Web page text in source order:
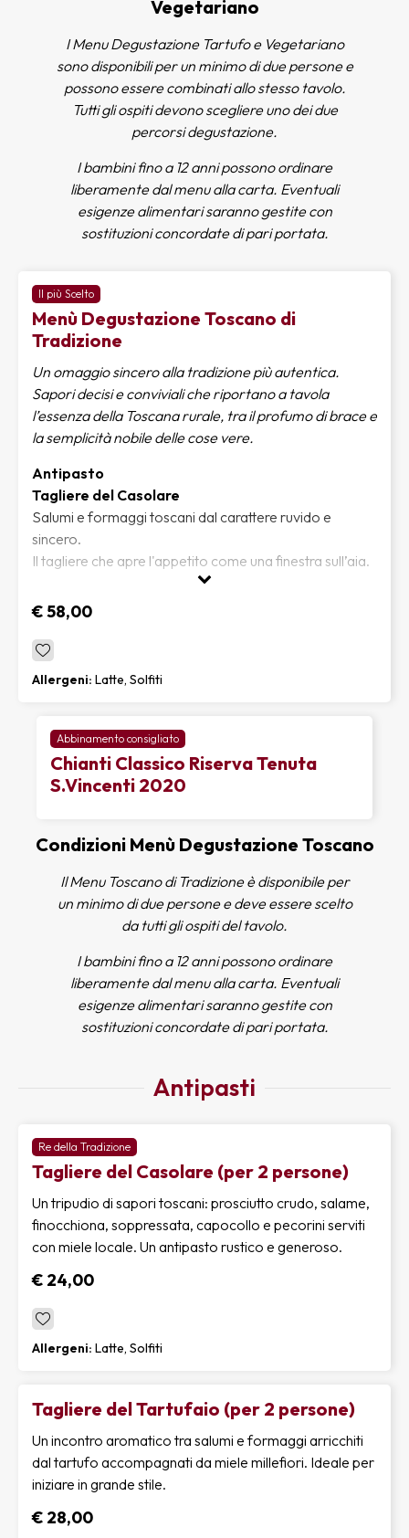
mozzarella filante e pane croccante. Un secondo
vegetariano gustoso e profumato.
Vegetariano
I Menu Degustazione Tartufo e Vegetariano
sono disponibili per un minimo di due persone e
possono essere combinati allo stesso tavolo.
Tutti gli ospiti devono scegliere uno dei due
percorsi degustazione.
I bambini fino a 12 anni possono ordinare
liberamente dal menu alla carta. Eventuali
esigenze alimentari saranno gestite con
sostituzioni concordate di pari portata.
Il più Scelto
Menù Degustazione Toscano di
Tradizione
Un omaggio sincero alla tradizione più autentica.
Sapori decisi e conviviali che riportano a tavola
l’essenza della Toscana rurale, tra il profumo di brace e
la semplicità nobile delle cose vere.
Antipasto
Tagliere del Casolare
Salumi e formaggi toscani dal carattere ruvido e
sincero.
Il tagliere che apre l'appetito come una finestra sull’aia.
Bistecca in costata alla griglia da condividere
Spaccata dalla lombata in proporzione al numero degli
ospiti, con taglio minimo di 1,5 kg.
morbido, rosato e succoso. Una bistecca autentica, dal
gusto intenso, accompagnata da verdure rosolate e
patate croccanti.
supplemento di 8 € a persona.
€ 58,00
Allergeni: Latte, Solfiti
Abbinamento consigliato
Chianti Classico Riserva Tenuta
S.Vincenti 2020
Condizioni Menù Degustazione Toscano
Il Menu Toscano di Tradizione è disponibile per
un minimo di due persone e deve essere scelto
da tutti gli ospiti del tavolo.
I bambini fino a 12 anni possono ordinare
liberamente dal menu alla carta. Eventuali
esigenze alimentari saranno gestite con
sostituzioni concordate di pari portata.
Antipasti
Re della Tradizione
Tagliere del Casolare (per 2 persone)
Un tripudio di sapori toscani: prosciutto crudo, salame,
finocchiona, soppressata, capocollo e pecorini serviti
con miele locale. Un antipasto rustico e generoso.
€ 24,00
Allergeni: Latte, Solfiti
Tagliere del Tartufaio (per 2 persone)
Un incontro aromatico tra salumi e formaggi arricchiti
dal tartufo accompagnati da miele millefiori. Ideale per
iniziare in grande stile.
€ 28,00